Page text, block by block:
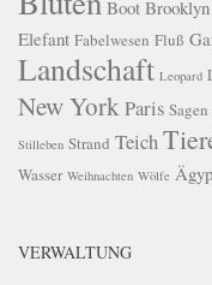
Boot
Elefant Fabelwesen Fluß
Landschaft Leopard
New YorkParis Sagen
Stilleben Strand Teich
Wasser Weihnachten Wölfe
VERWALTUNG